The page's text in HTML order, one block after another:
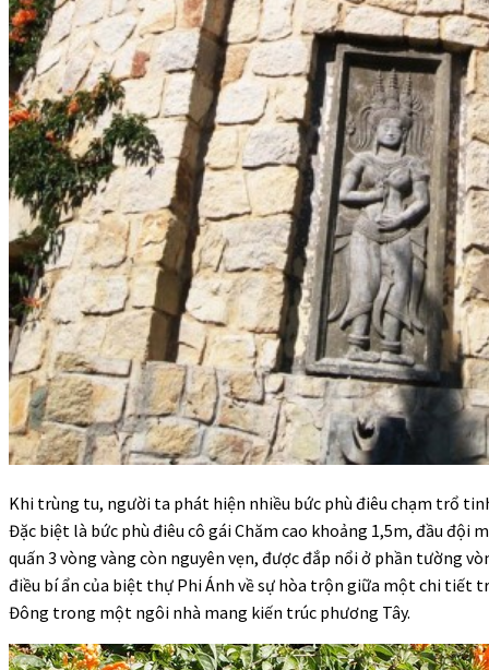
Khi trùng tu, người ta phát hiện nhiều bức phù điêu chạm trổ
Đặc biệt là bức phù điêu cô gái Chăm cao khoảng 1,5m, đầu đội
quấn 3 vòng vàng còn nguyên vẹn, được đắp nổi ở phần tường
điều bí ẩn của biệt thự Phi Ánh về sự hòa trộn giữa một chi tiết
Đông trong một ngôi nhà mang kiến trúc phương Tây.